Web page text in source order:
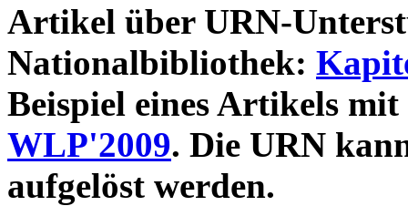
Artikel über URN-
Nationalbibliothek:
Beispiel eines Artikels
WLP'2009. Die URN
aufgelöst werden.